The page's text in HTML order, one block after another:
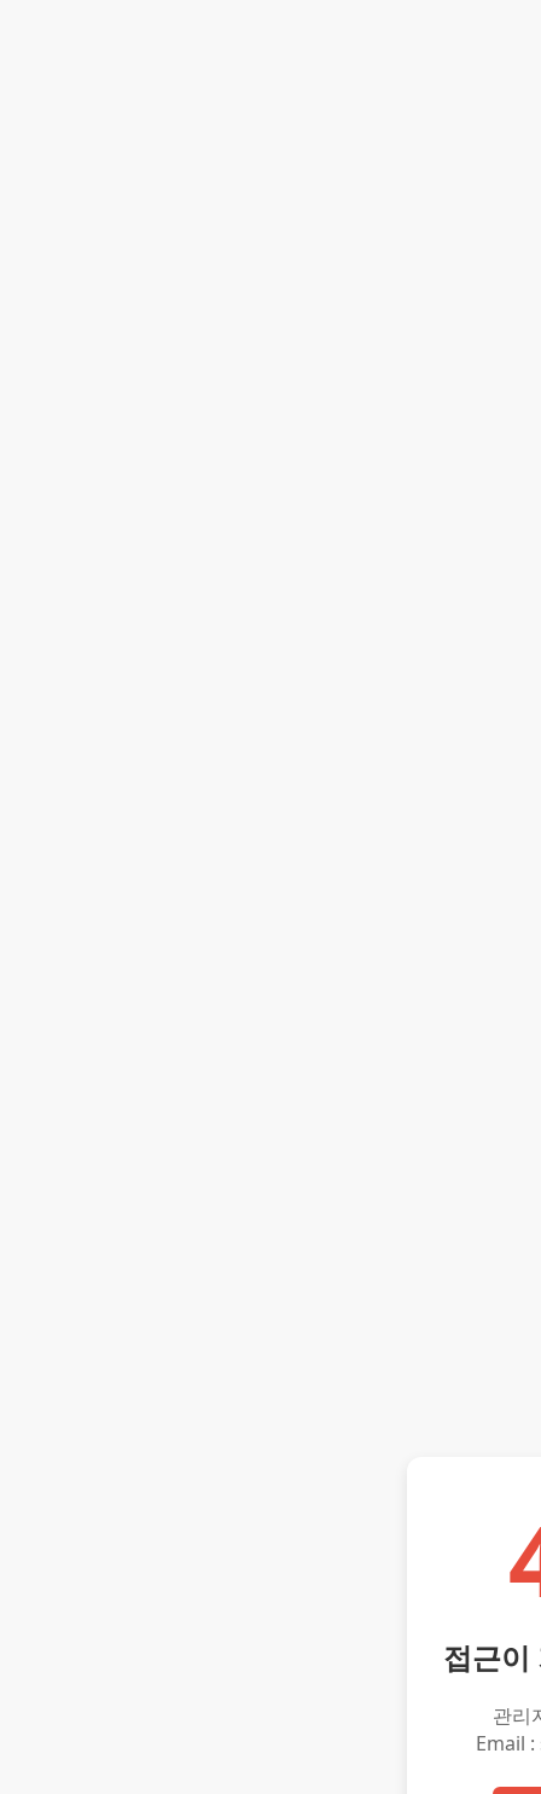
접근이
관리
Email